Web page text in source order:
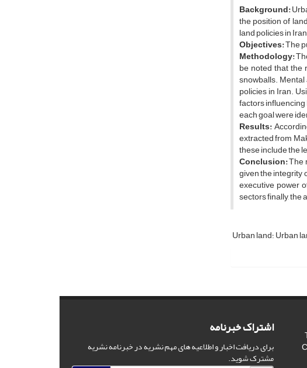
Background:
the position of
land policies in
Objectives:The
Methodology:
be noted that the
snowballs.
policies in Iran.
factors
each goal were
Results:
extracted from
these include the
Conclusion:The
given the integrity
executive power
sectors finally, the
اشتراک خبرنامه
برای دریافت اخبار و اطلاعیه های مهم نشریه در خبرنامه نشریه
مشترک شوید.